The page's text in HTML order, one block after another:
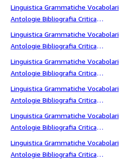
letteraria Storia letteraria Saggi
letterari Dialetti storia letteraria
Linguistica Grammatiche Vocabolari
Antologie Bibliografia Critica
letteraria Storia letteraria Saggi
letterari Dialetti studi letterari
Linguistica Grammatiche Vocabolari
Antologie Bibliografia Critica
letteraria Storia letteraria Saggi
letterari Dialetti Testimonianze
Linguistica Grammatiche Vocabolari
Antologie Bibliografia Critica
letteraria Storia letteraria Saggi
letterari Dialetti Trattati
Linguistica Grammatiche Vocabolari
Antologie Bibliografia Critica
letteraria Storia letteraria Saggi
letterari Dialetti Ugo Foscolo
Linguistica Grammatiche Vocabolari
Antologie Bibliografia Critica
letteraria Storia letteraria Saggi
letterari Dialetti UniversitÃ
Linguistica Grammatiche Vocabolari
Antologie Bibliografia Critica